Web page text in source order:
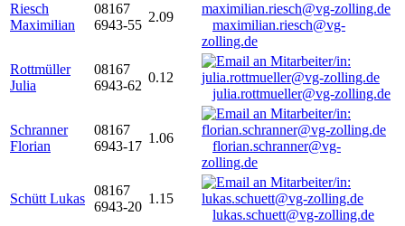
Riesch
Maximilian
08167
6943-55
2.09
maximilian.riesch@vg-
zolling.de
Rottmüller
Julia
08167
6943-62
0.12
julia.rottmueller@vg-zolling.de
Schranner
Florian
08167
6943-17
1.06
florian.schranner@vg-
zolling.de
Schütt Lukas
08167
6943-20
1.15
lukas.schuett@vg-zolling.de